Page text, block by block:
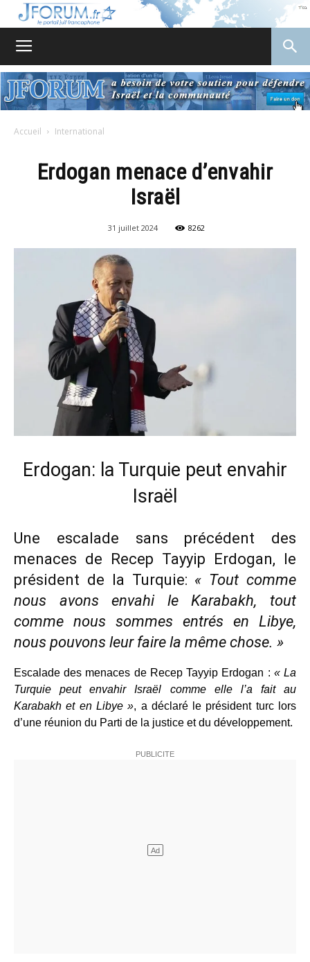
Accueil International
Erdogan menace d’envahir
Israël
31 juillet 2024 8262
Erdogan: la Turquie peut envahir
Israël
Une escalade sans précédent des
menaces de Recep Tayyip Erdogan, le
président de la Turquie: « Tout comme
nous avons envahi le Karabakh, tout
comme nous sommes entrés en Libye,
nous pouvons leur faire la même chose. »
Escalade des menaces de Recep Tayyip Erdogan : « La
Turquie peut envahir Israël comme elle l’a fait au
Karabakh et en Libye », a déclaré le président turc lors
d’une réunion du Parti de la justice et du développement.